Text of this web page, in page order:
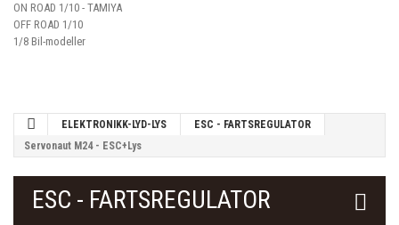
ON ROAD 1/10 - TAMIYA
OFF ROAD 1/10
1/8 Bil-modeller
ELEKTRONIKK-LYD-LYS
ESC - FARTSREGULATOR
Servonaut M24 - ESC+Lys
ESC - FARTSREGULATOR